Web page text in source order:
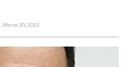
, Marzo 20, 2022